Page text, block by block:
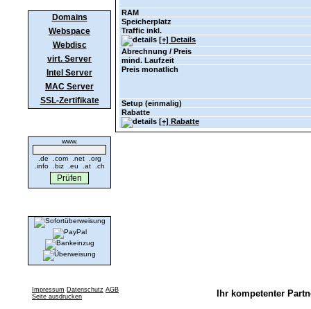
Domains
Webspace
Webdisc
virt. Server
Intel Server
MAC Server
SSL-Zertifikate
www.
.de .com .net .org
.info .biz .eu .at .ch
RAM
Speicherplatz
Traffic inkl.
[+] Details
Abrechnung / Preis
mind. Laufzeit
Preis monatlich
Setup (einmalig)
Rabatte
[+] Rabatte
Impressum Datenschutz AGB
Seite ausdrucken
Ihr kompetenter